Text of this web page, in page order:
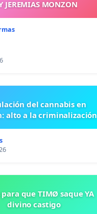
JEREMIAS MONZON
del cannabis en
alto a la criminalización
que TIMØ saque YA
divino castigo